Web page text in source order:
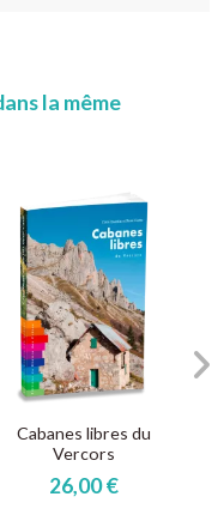
la même
Cabanes libres du
Vercors
26,00 €